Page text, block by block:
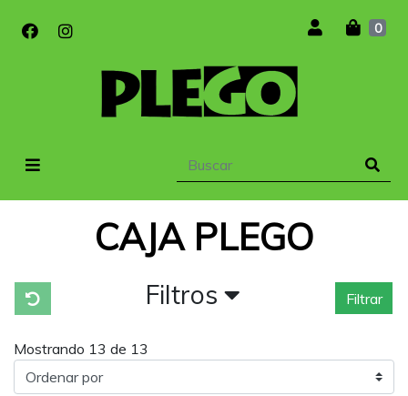
0
CAJA PLEGO
Filtros Filtrar
Mostrando 13 de 13